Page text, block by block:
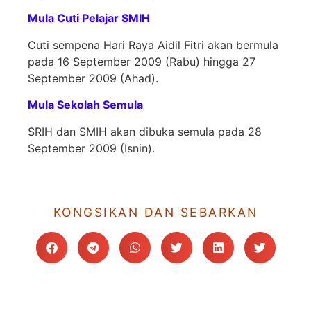
Mula Cuti Pelajar SMIH
Cuti sempena Hari Raya Aidil Fitri akan bermula
pada 16 September 2009 (Rabu) hingga 27
September 2009 (Ahad).
Mula Sekolah Semula
SRIH dan SMIH akan dibuka semula pada 28
September 2009 (Isnin).
KONGSIKAN DAN SEBARKAN